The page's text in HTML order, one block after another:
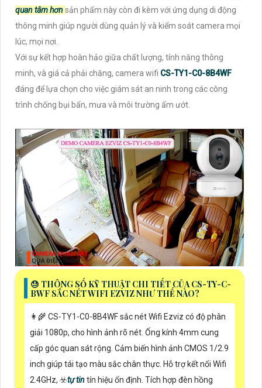
quan tâm hơnsản phẩm này còn đi kèm với ứng dụng di động
thông minh giúp người dùng quản lý và kiểm soát camera mọi
lúc, mọi nơi.
Với sự kết hợp hoàn hảo giữa chất lượng, tính năng thông
minh, và giá cả phải chăng, camera wifi CS-TY1-C0-8B4WF
đáng để lựa chọn cho việc giám sát an ninh trong các công
trình chống bụi bẩn, mưa và môi trường ẩm ướt.
😓 THÔNG SỐ KỸ THUẬT CHI TIẾT CỦA CS-TY-C-
BWF SẮC NÉT WIFI EZVIZ NHƯ THẾ NÀO?
👩‍🌾 CS-TY1-C0-8B4WF sắc nét Wifi Ezviz có độ phân
giải 1080p, cho hình ảnh rõ nét. Ống kính 4mm cung
cấp góc quan sát rộng. Cảm biến hình ảnh CMOS 1/2.9
inch giúp tái tạo màu sắc chân thực. Hỗ trợ kết nối Wifi
2.4GHz, ☣️tự tintín hiệu ổn định. Tích hợp đèn hồng